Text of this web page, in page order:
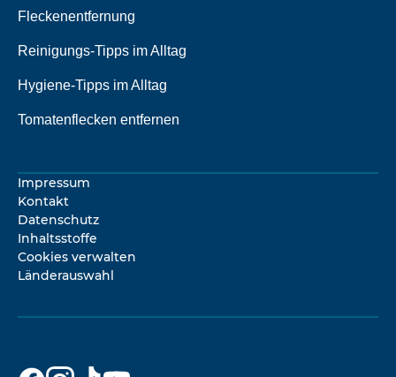
Fleckenentfernung
Reinigungs-Tipps im Alltag
Hygiene-Tipps im Alltag
Tomatenflecken entfernen
Impressum
Kontakt
Datenschutz
Inhaltsstoffe
Cookies verwalten
Länderauswahl